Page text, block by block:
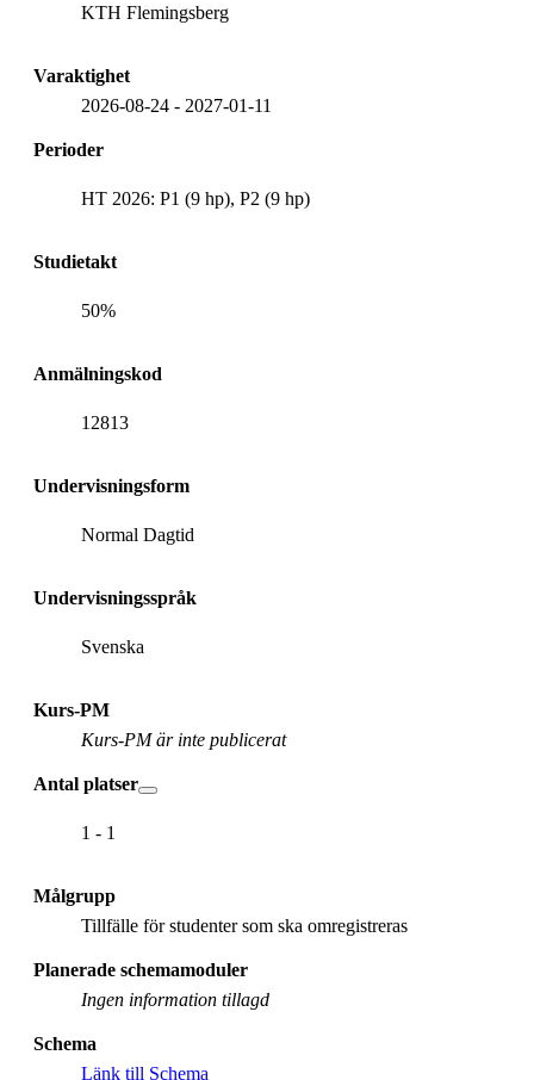
KTH Flemingsberg
Varaktighet
2026-08-24 - 2027-01-11
Perioder
HT 2026: P1 (9 hp), P2 (9 hp)
Studietakt
50%
Anmälningskod
12813
Undervisningsform
Normal Dagtid
Undervisningsspråk
Svenska
Kurs-PM
Kurs-PM är inte publicerat
Antal platser
1 - 1
Målgrupp
Tillfälle för studenter som ska omregistreras
Planerade schemamoduler
Ingen information tillagd
Schema
Länk till Schema